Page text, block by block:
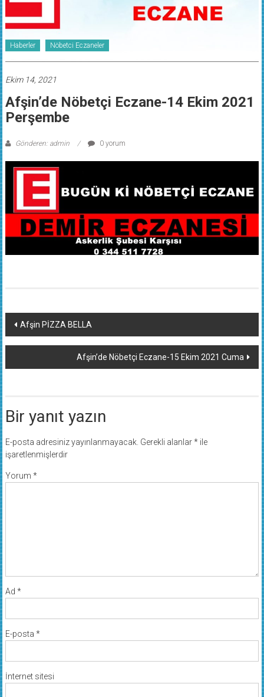
Haberler Nöbetci Eczaneler
Ekim 14, 2021
Afşin’de Nöbetçi Eczane-14 Ekim 2021
Perşembe
Gönderen: admin 0 yorum
Yazı
dolaşımı
Afşin PİZZA BELLA
Afşin’de Nöbetçi Eczane-15 Ekim 2021 Cuma
Bir yanıt yazın
E-posta adresiniz yayınlanmayacak. Gerekli alanlar*ile
işaretlenmişlerdir
Yorum *
Ad *
E-posta *
İnternet sitesi